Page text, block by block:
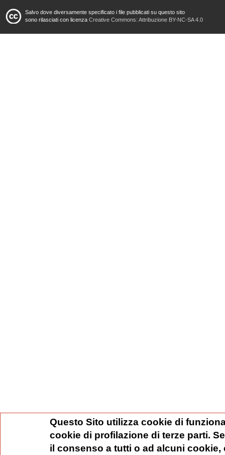
Salvo dove diversamente specificato i file pubblicati su questo sito
sono rilasciati con licenza Creative Commons: Attribuzione BY-NC-SA 4.0
Questo Sito utilizza cookie di
cookie di profilazione di terze parti.
il consenso a tutti o ad alcuni